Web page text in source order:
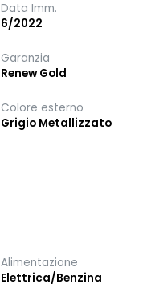
Data Imm.
6/2022
Garanzia
Renew Gold
Colore esterno
Grigio Metallizzato
Alimentazione
Elettrica/Benzina